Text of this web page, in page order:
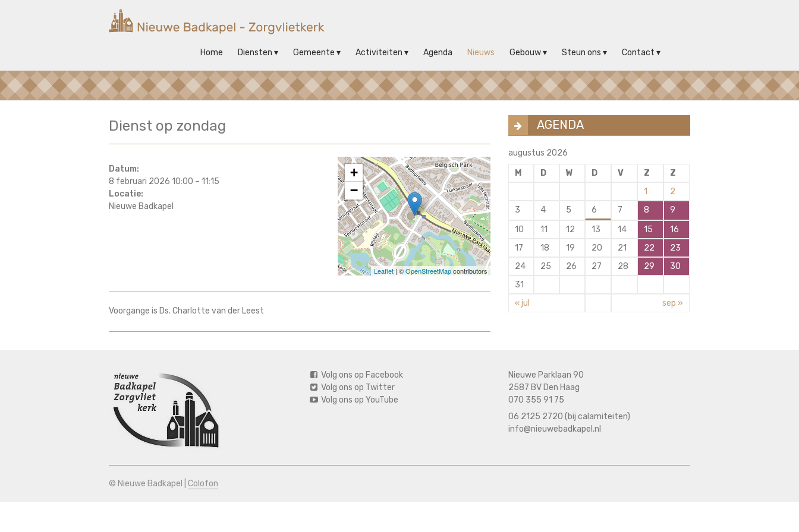
Nieuwe
Kerk
op
Home Diensten Gemeente Activiteiten Agenda Nieuws Gebouw Steun ons Contact
Dienst op zondag
Datum:
8 februari 2026 10:00 – 11:15
Locatie:
Nieuwe Badkapel
+
−
Leaflet| ©OpenStreetMapcontributors
Voorgange is Ds. Charlotte van der Leest
AGENDA
augustus 2026
M
D W D V Z
Z
1
2
3
4 5 6 7 8
9
10
11 12 13 14 15
16
17
18 19 20 21 22
23
24
25 26 27 28 29
30
31
« jul
sep »
Volg ons op Facebook
Volg ons op Twitter
Volg ons op YouTube
Nieuwe Parklaan 90
2587 BV Den Haag
070 355 91 75
06 2125 2720 (bij calamiteiten)
info@nieuwebadkapel.nl
© Nieuwe Badkapel | Colofon